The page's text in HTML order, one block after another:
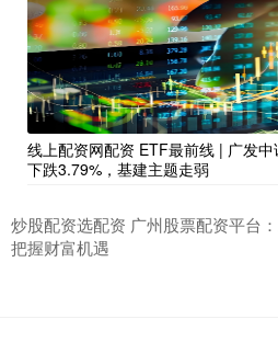
线上配资网配资 ETF最前线 | 广发
下跌3.79%，基建主题走弱
炒股配资选配资 广州股票配资平台
把握财富机遇